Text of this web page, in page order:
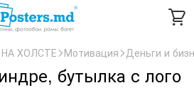
ХОЛСТЕ Мотивация Деньги и
бутылка с лого